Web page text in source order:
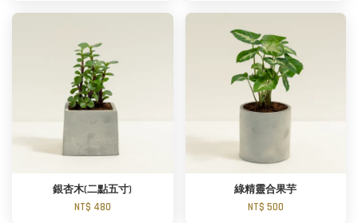
銀杏木(二點五寸)
NT$ 480
綠精靈合果芋
NT$ 500